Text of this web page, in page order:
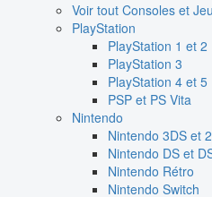
Voir tout Consoles et
PlayStation
PlayStation 1 et 2
PlayStation 3
PlayStation 4 et 5
PSP et PS Vita
Nintendo
Nintendo 3DS et
Nintendo DS et
Nintendo Rétro
Nintendo Switch